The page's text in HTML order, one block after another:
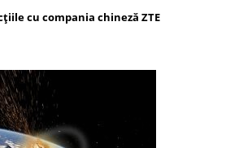
cu compania chineză ZTE